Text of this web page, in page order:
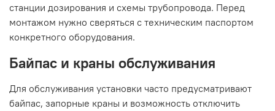
станции дозирования и схемы трубопровода. Перед
монтажом нужно сверяться с техническим паспортом
конкретного оборудования.
Байпас и краны обслуживания
Для обслуживания установки часто предусматривают
байпас, запорные краны и возможность отключить